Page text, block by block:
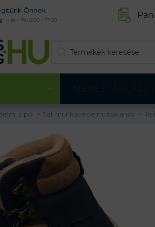
Önnek.
Hé - Pé: 8:00 - 17:00
cipő Téli munkavédelmi bakancs